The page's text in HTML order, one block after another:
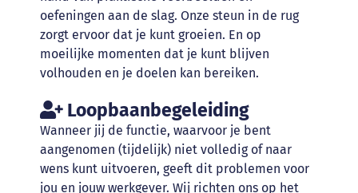
oefeningen aan de slag. Onze steun in de rug
zorgt ervoor dat je kunt groeien. En op
moeilijke momenten dat je kunt blijven
volhouden en je doelen kan bereiken.
Loopbaanbegeleiding
Wanneer jij de functie, waarvoor je bent
aangenomen (tijdelijk) niet volledig of naar
wens kunt uitvoeren, geeft dit problemen voor
jou en jouw werkgever. Wij richten ons op het